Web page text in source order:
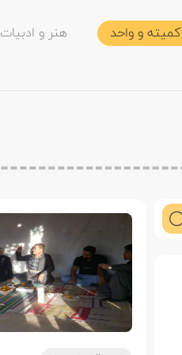
کمیته و واحد هنر و ادبیات